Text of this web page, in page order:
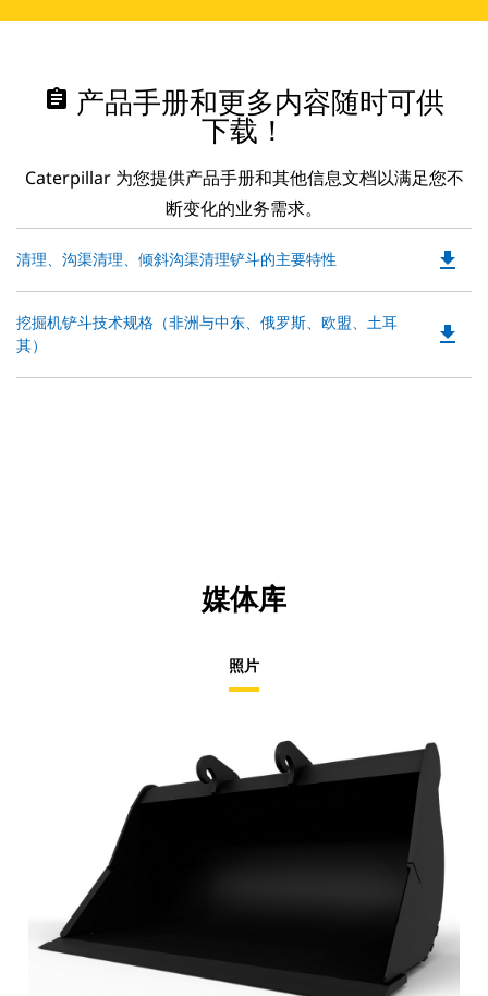
assignment 产品手册和更多内容随时可供
下载！
Caterpillar 为您提供产品手册和其他信息文档以满足您不
断变化的业务需求。
清理、沟渠清理、倾斜沟渠清理铲斗的主要特性 file_download
挖掘机铲斗技术规格（非洲与中东、俄罗斯、欧盟、土耳
其）
file_download
媒体库
照片